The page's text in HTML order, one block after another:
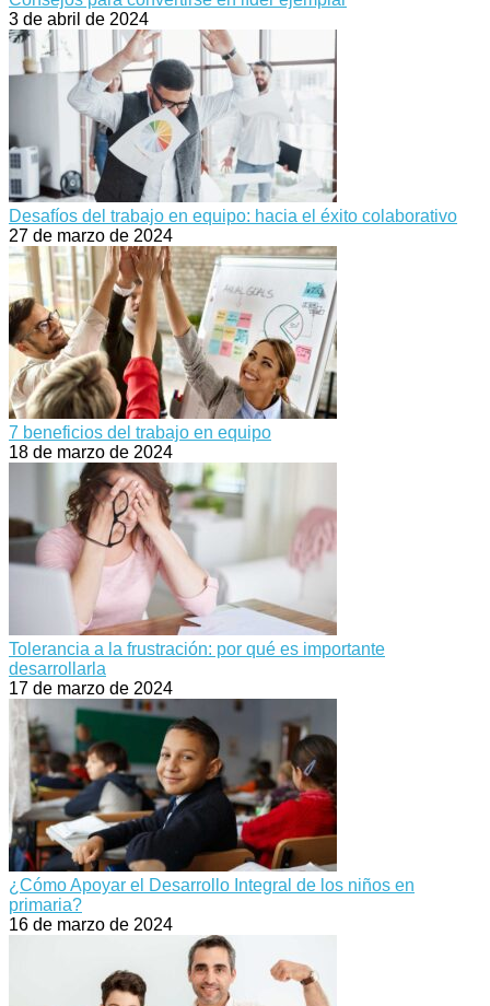
3 de abril de 2024
Desafíos del trabajo en equipo: hacia el éxito colaborativo
27 de marzo de 2024
7 beneficios del trabajo en equipo
18 de marzo de 2024
Tolerancia a la frustración: por qué es importante
desarrollarla
17 de marzo de 2024
¿Cómo Apoyar el Desarrollo Integral de los niños en
primaria?
16 de marzo de 2024